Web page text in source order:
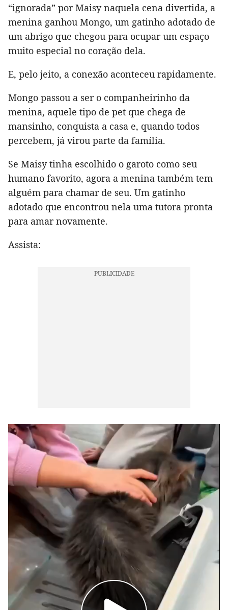
“ignorada” por Maisy naquela cena divertida, a
menina ganhou Mongo, um gatinho adotado de
um abrigo que chegou para ocupar um espaço
muito especial no coração dela.
E, pelo jeito, a conexão aconteceu rapidamente.
Mongo passou a ser o companheirinho da
menina, aquele tipo de pet que chega de
mansinho, conquista a casa e, quando todos
percebem, já virou parte da família.
Se Maisy tinha escolhido o garoto como seu
humano favorito, agora a menina também tem
alguém para chamar de seu. Um gatinho
adotado que encontrou nela uma tutora pronta
para amar novamente.
Assista: